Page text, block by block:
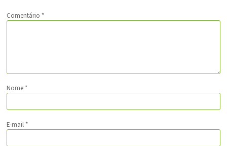
Comentário *
Nome *
E-mail *